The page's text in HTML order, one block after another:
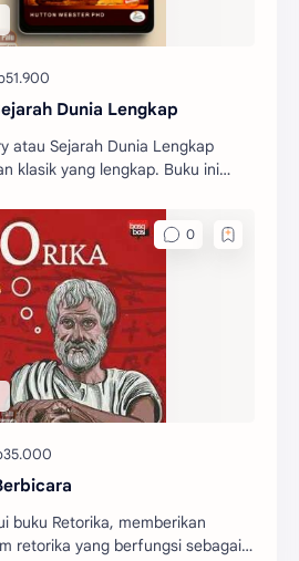
Dunia Lengkap
atau Sejarah Dunia Lengkap
klasik yang lengkap. Buku ini
buku Retorika, memberikan
retorika yang berfungsi sebagai